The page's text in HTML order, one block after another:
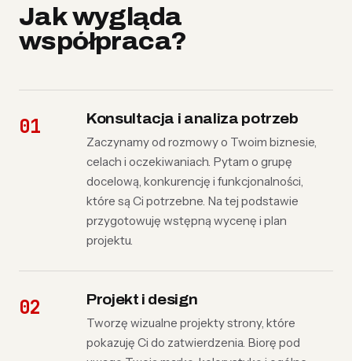
Jak wygląda
współpraca?
Konsultacja i analiza potrzeb
Zaczynamy od rozmowy o Twoim biznesie,
celach i oczekiwaniach. Pytam o grupę
docelową, konkurencję i funkcjonalności,
które są Ci potrzebne. Na tej podstawie
przygotowuję wstępną wycenę i plan
projektu.
Projekt i design
Tworzę wizualne projekty strony, które
pokazuję Ci do zatwierdzenia. Biorę pod